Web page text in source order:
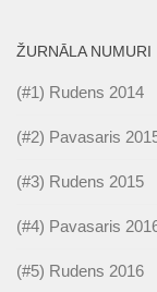
ŽURNĀLA NUMURI
(#1) Rudens 2014
(#2) Pavasaris
(#3) Rudens 2015
(#4) Pavasaris
(#5) Rudens 2016